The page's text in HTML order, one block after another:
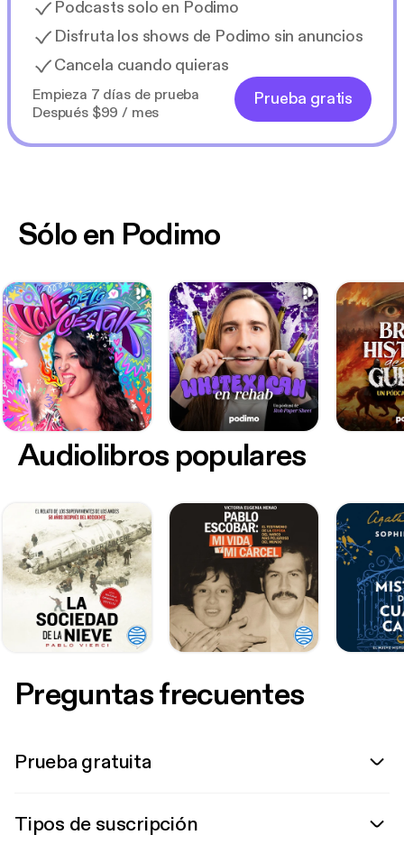
Podcasts solo en Podimo
Disfruta los shows de Podimo sin anuncios
Cancela cuando quieras
Empieza 7 días de prueba
Después $99 / mes
Prueba gratis
Sólo en Podimo
Audiolibros populares
Preguntas frecuentes
Prueba gratuita
Tipos de suscripción